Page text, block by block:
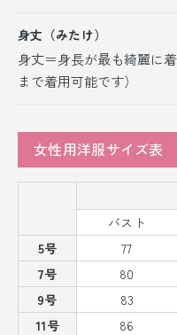
身丈（みたけ）
身丈＝身長が最も綺麗に
まで着用可能です）
女性用洋服サイズ表
バスト
5号
77
7号
80
9号
83
11号
86